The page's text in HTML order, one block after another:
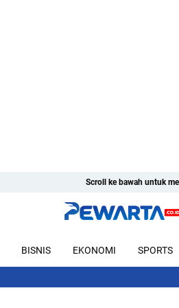
Scroll ke bawah untuk
BISNIS EKONOMI SPORTS